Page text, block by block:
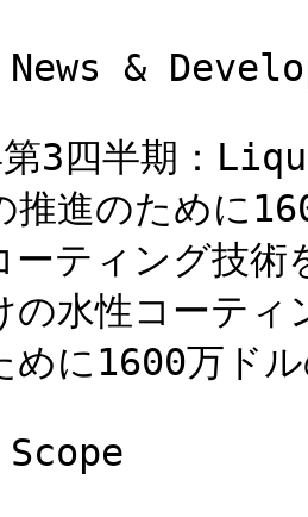
&
3四半期：
推進のため
ーティング技術
の水性コーテ
めに1600万ド